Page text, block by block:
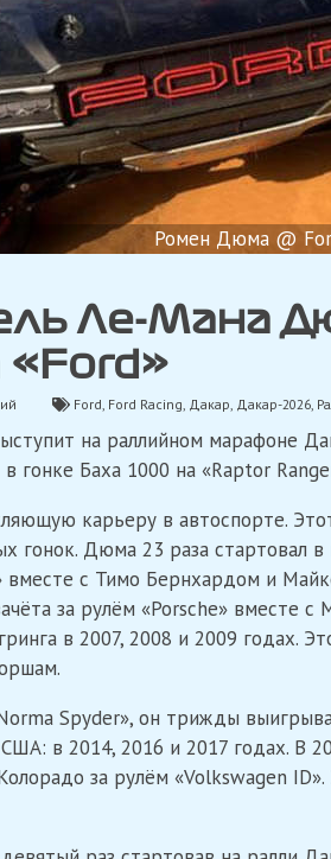
Ромен Дюма @
Ле-Мана
«Ford»
Ford, Ford Racing, Дакар, Дакар-2026,
на раллийном марафоне
гонке Баха 1000 на «Raptor
карьеру в автоспорте.
гонок. Дюма 23 раза стартовал
вместе с Тимо Бернхардом и
за рулём «Porsche» вместе
в 2007, 2008 и 2009 годах.
Spyder», он трижды
в 2014, 2016 и 2017 годах. В
за рулём «Volkswagen